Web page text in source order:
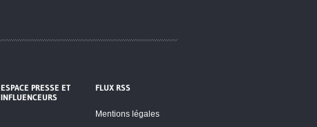
ESPACE PRESSE ET
INFLUENCEURS
FLUX RSS
Mentions légales